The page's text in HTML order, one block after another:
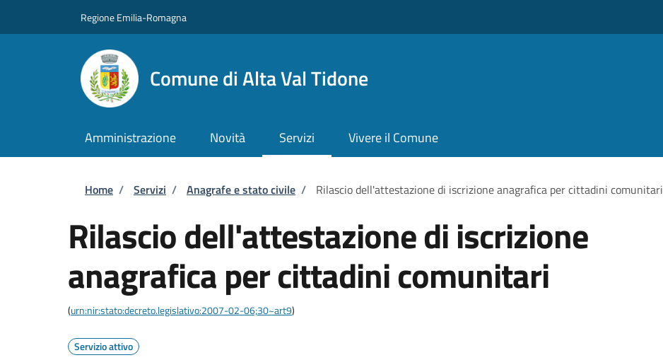
Regione Emilia-Romagna
Comune di Alta Val Tidone
Amministrazione Novità Servizi Vivere il Comune
Briciole di pane
Home / Servizi / Anagrafe e stato civile / Rilascio dell'attestazione di iscrizione anagrafica per cittadini comunitari
Rilascio dell'attestazione di iscrizione
anagrafica per cittadini comunitari
(urn:nir:stato:decreto.legislativo:2007-02-06;30~art9)
Servizio attivo